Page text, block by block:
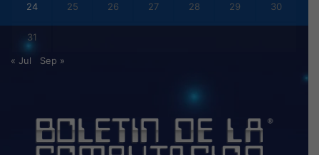
24 25 26 27 28 29 30
31
« Jul Sep »